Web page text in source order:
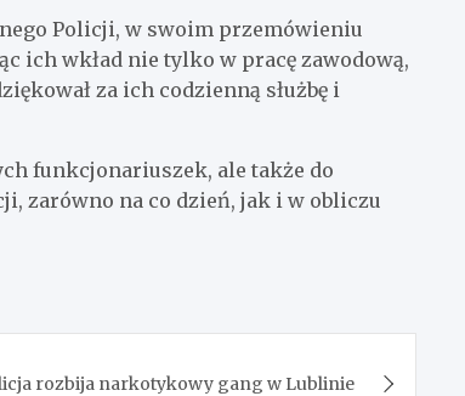
Policji, w swoim przemówieniu
ich wkład nie tylko w pracę zawodową,
za ich codzienną służbę i
funkcjonariuszek, ale także do
zarówno na co dzień, jak i w obliczu
rozbija narkotykowy gang w Lublinie